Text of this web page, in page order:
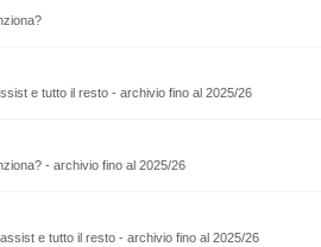
e tutto il resto - archivio fino al 2025/26
- archivio fino al 2025/26
e tutto il resto - archivio fino al 2025/26